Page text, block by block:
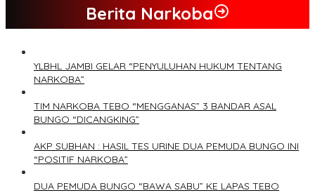
Berita Narkoba
YLBHL JAMBI GELAR “PENYULUHAN HUKUM TENTANG
NARKOBA”
TIM NARKOBA TEBO “MENGGANAS” 3 BANDAR ASAL
BUNGO “DICANGKING”
AKP SUBHAN : HASIL TES URINE DUA PEMUDA BUNGO INI
“POSITIF NARKOBA”
DUA PEMUDA BUNGO “BAWA SABU” KE LAPAS TEBO